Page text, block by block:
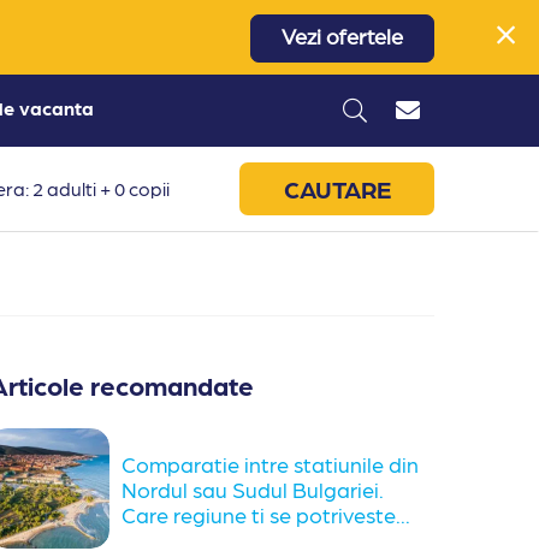
Vezi ofertele
vacanta
2 adulti + 0 copii CAUTARE
recomandate
Comparatie intre statiunile din
Nordul sau Sudul Bulgariei.
Care regiune ti se potriveste...